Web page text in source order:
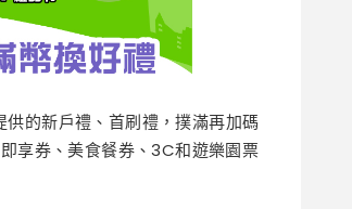
的新戶禮、首刷禮，撲滿再加碼
享券、美食餐券、3C和遊樂園票